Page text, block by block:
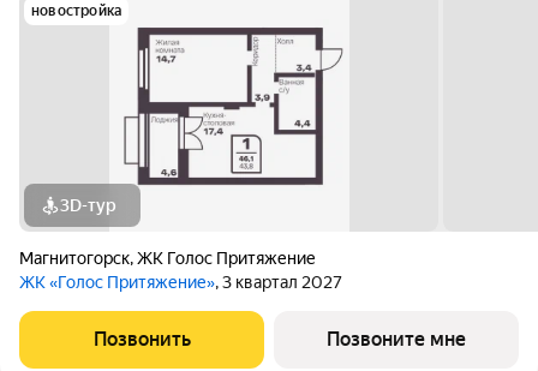
новостройка
3D-тур
Магнитогорск,ЖК Голос Притяжение
ЖК «Голос Притяжение», 3 квартал 2027
Позвонить Позвоните мне